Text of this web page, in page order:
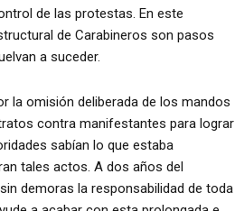
de las protestas. En este
de Carabineros son pasos
a suceder.
la omisión deliberada de los mandos
contra manifestantes para lograr
sabían lo que estaba
tales actos. A dos años del
demoras la responsabilidad de toda